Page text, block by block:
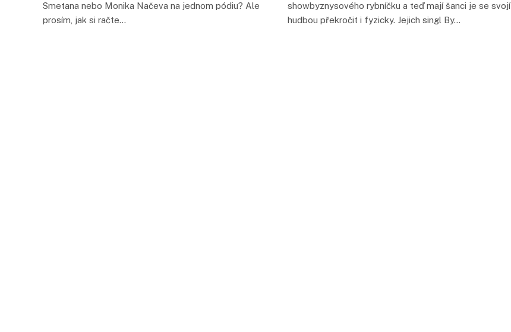
Smetana nebo Monika Načeva na jednom pódiu? Ale
prosím, jak si račte…
showbyznysového rybníčku a teď mají šanci je se svojí
hudbou překročit i fyzicky. Jejich singl By…